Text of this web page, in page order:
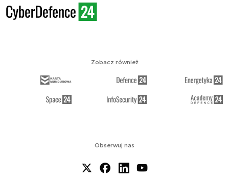
Obserwuj nas
Zobacz również